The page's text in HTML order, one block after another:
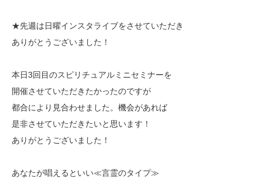
★先週は日曜インスタライブをさせていただき
ありがとうございました！
本日3回目のスピリチュアルミニセミナーを
開催させていただきたかったのですが
都合により見合わせました。機会があれば
是非させていただきたいと思います！
ありがとうございました！
あなたが唱えるといい≪言霊のタイプ≫